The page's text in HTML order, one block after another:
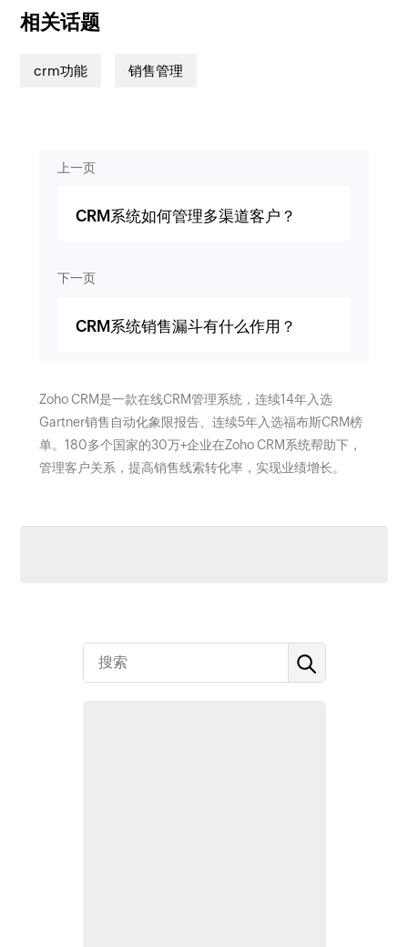
相关话题
crm功能 销售管理
上一页
CRM系统如何管理多渠道客户？
下一页
CRM系统销售漏斗有什么作用？
Zoho CRM是一款在线CRM管理系统，连续14年入选
Gartner销售自动化象限报告、连续5年入选福布斯CRM榜
单。180多个国家的30万+企业在Zoho CRM系统帮助下，
管理客户关系，提高销售线索转化率，实现业绩增长。